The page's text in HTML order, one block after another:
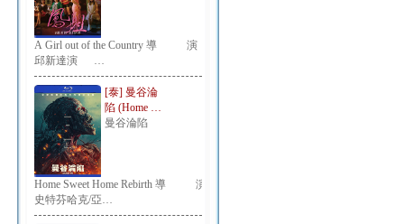
A Girl out of the Country 導 演：
邱新達演 …
[泰] 曼谷淪
陷 (Home …
曼谷淪陷
Home Sweet Home Rebirth 導 演：
史特芬哈克/亞…